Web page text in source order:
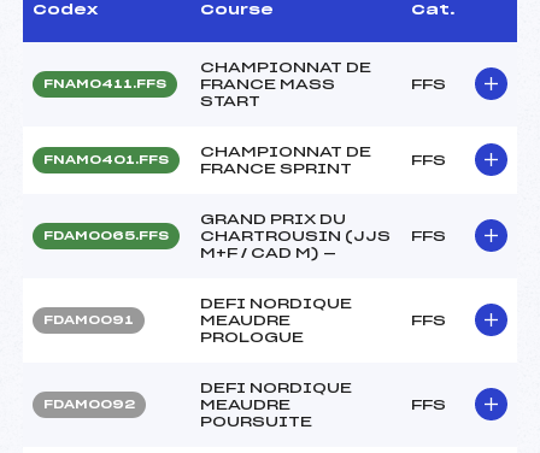
Codex Course Cat.
FNAM0411.FFS
CHAMPIONNAT DE
FRANCE MASS
START
FFS
FNAM0401.FFS
CHAMPIONNAT DE
FRANCE SPRINT
FFS
FDAM0065.FFS
GRAND PRIX DU
CHARTROUSIN (JJS
M+F / CAD M) —
FFS
FDAM0091
DEFI NORDIQUE
MEAUDRE
PROLOGUE
FFS
FDAM0092
DEFI NORDIQUE
MEAUDRE
POURSUITE
FFS